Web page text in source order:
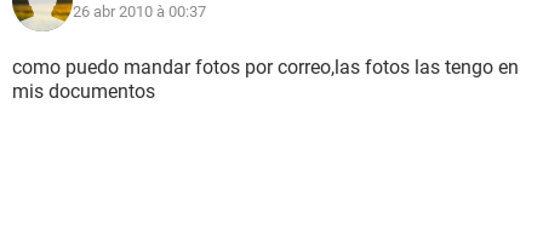
26 abr 2010 à 00:37
como puedo mandar fotos por correo,las fotos las tengo en
mis documentos